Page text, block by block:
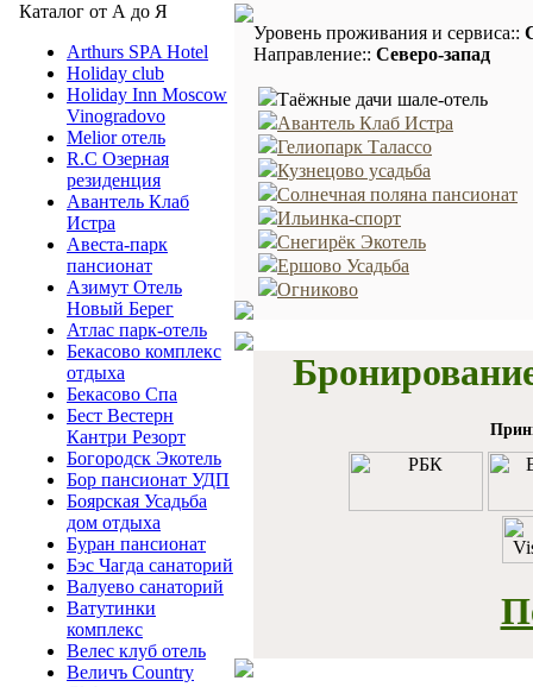
Каталог от А до Я
Arthurs SPA Hotel
Holiday club
Holiday Inn Moscow
Vinogradovo
Melior отель
R.C Озерная
резиденция
Авантель Клаб
Истра
Авеста-парк
пансионат
Азимут Отель
Новый Берег
Атлас парк-отель
Бекасово комплекс
отдыха
Бекасово Спа
Бест Вестерн
Кантри Резорт
Богородск Экотель
Бор пансионат УДП
Боярская Усадьба
дом отдыха
Буран пансионат
Бэс Чагда санаторий
Валуево санаторий
Ватутинки
комплекс
Велес клуб отель
Величъ Country
Уровень проживания и сервиса::
Направление:: Северо-запад
Таёжные дачи шале-отель
Авантель Клаб Истра
Гелиопарк Талассо
Кузнецово усадьба
Солнечная поляна пансионат
Ильинка-спорт
Снегирёк Экотель
Ершово Усадьба
Огниково